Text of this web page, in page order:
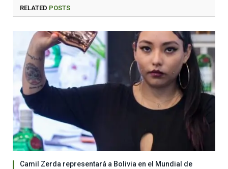
RELATED POSTS
Camil Zerda representará a Bolivia en el Mundial de